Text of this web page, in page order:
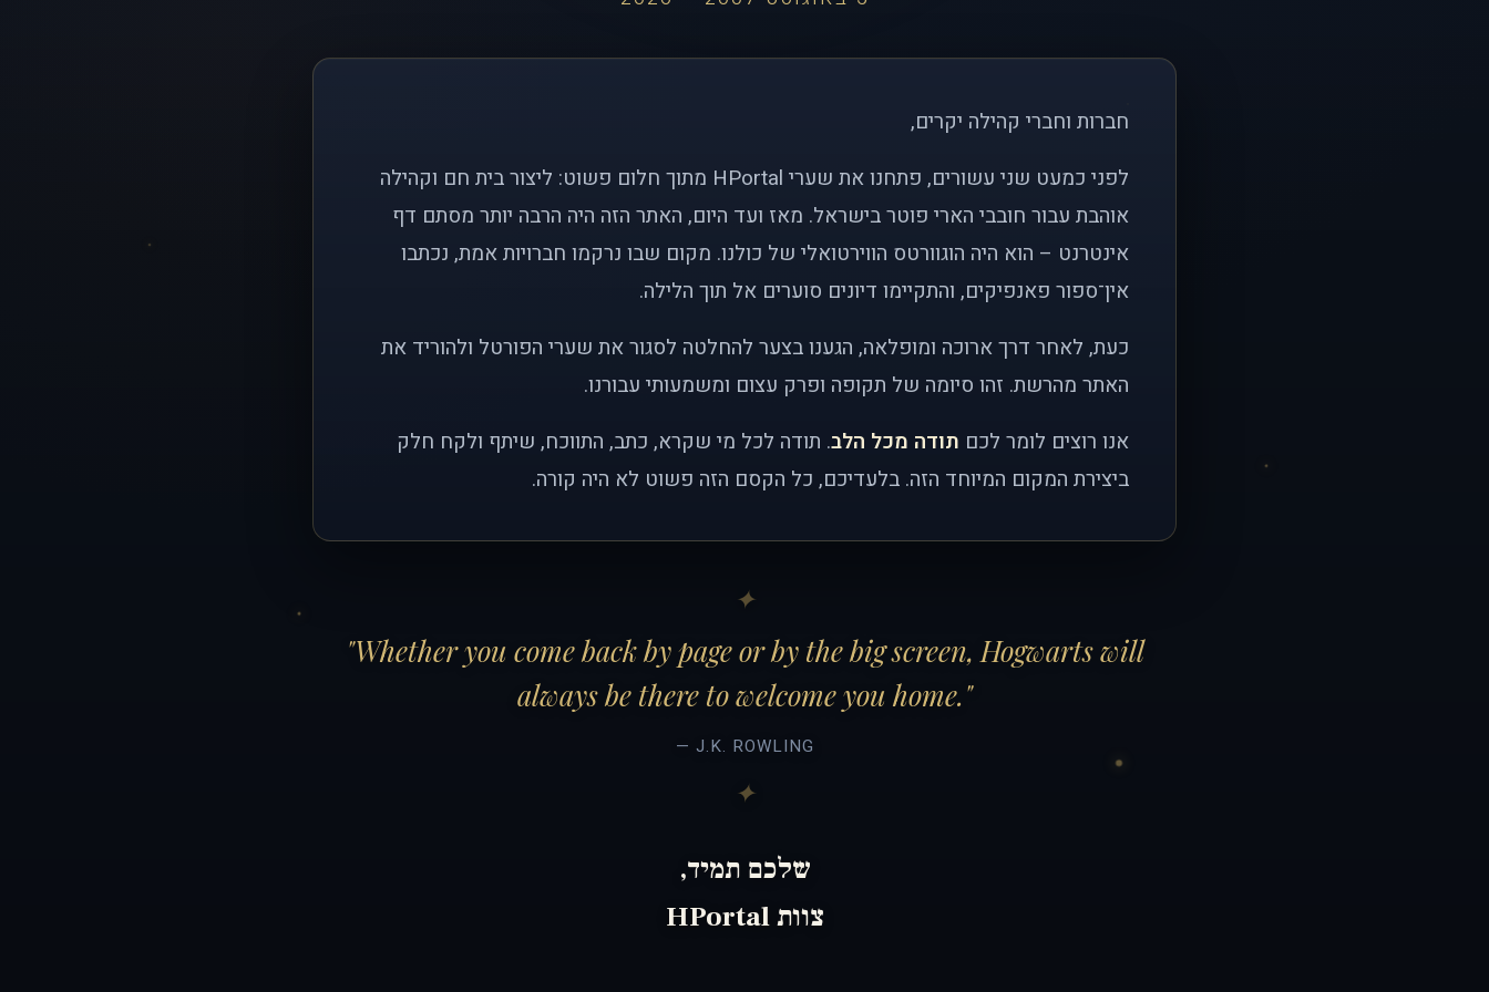
חברות וחברי קהילה יקרים,
לפני כמעט שני עשורים, פתחנו את שערי HPortal מתוך חלום פשוט: ליצור בית חם וקהילה
אוהבת עבור חובבי הארי פוטר בישראל. מאז ועד היום, האתר הזה היה הרבה יותר מסתם דף
אינטרנט – הוא היה הוגוורטס הווירטואלי של כולנו. מקום שבו נרקמו חברויות אמת, נכתבו
אין־ספור פאנפיקים, והתקיימו דיונים סוערים אל תוך הלילה.
כעת, לאחר דרך ארוכה ומופלאה, הגענו בצער להחלטה לסגור את שערי הפורטל ולהוריד את
האתר מהרשת. זהו סיומה של תקופה ופרק עצום ומשמעותי עבורנו.
אנו רוצים לומר לכם תודה מכל הלב. תודה לכל מי שקרא, כתב, התווכח, שיתף ולקח חלק
ביצירת המקום המיוחד הזה. בלעדיכם, כל הקסם הזה פשוט לא היה קורה.
"Whether you come back by page or by the big screen, Hogwarts will
always be there to welcome you home."
— J.K. ROWLING
שלכם תמיד,
צוות HPortal